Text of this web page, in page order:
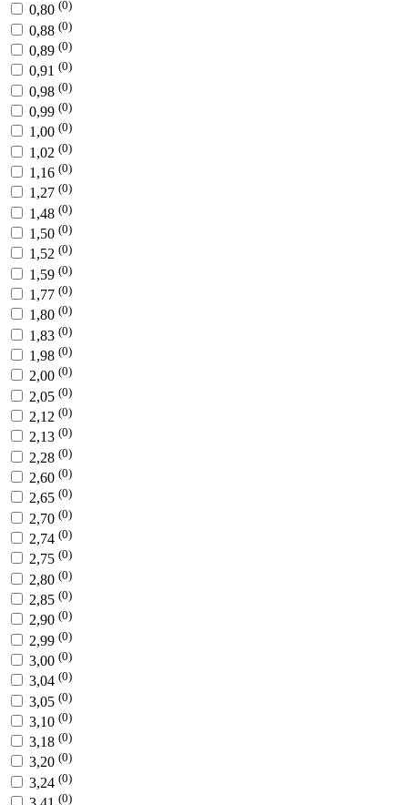
0,80 (0)
0,88 (0)
0,89 (0)
0,91 (0)
0,98 (0)
0,99 (0)
1,00 (0)
1,02 (0)
1,16 (0)
1,27 (0)
1,48 (0)
1,50 (0)
1,52 (0)
1,59 (0)
1,77 (0)
1,80 (0)
1,83 (0)
1,98 (0)
2,00 (0)
2,05 (0)
2,12 (0)
2,13 (0)
2,28 (0)
2,60 (0)
2,65 (0)
2,70 (0)
2,74 (0)
2,75 (0)
2,80 (0)
2,85 (0)
2,90 (0)
2,99 (0)
3,00 (0)
3,04 (0)
3,05 (0)
3,10 (0)
3,18 (0)
3,20 (0)
3,24 (0)
(0)